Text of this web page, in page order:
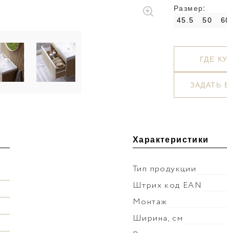
Размер:
45.5 50
ГДЕ
ЗАДАТЬ
Характеристики
Тип продукции
Штрих код EAN
Монтаж
Ширина, см